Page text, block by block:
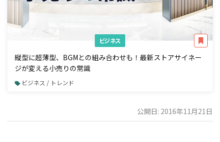
ビジネス
縦型に超薄型、BGMとの組み合わせも！最新ストアサイネー
ジが変える小売りの常識
ビジネス / トレンド
公開日: 2016年11月21日